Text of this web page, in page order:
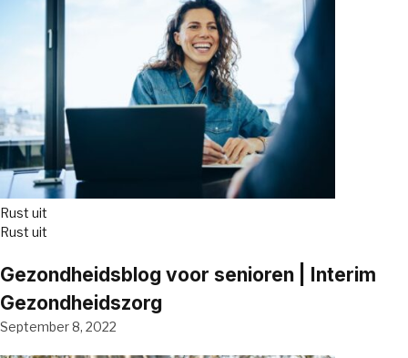
Rust uit
Rust uit
Gezondheidsblog voor senioren | Interim
Gezondheidszorg
September 8, 2022